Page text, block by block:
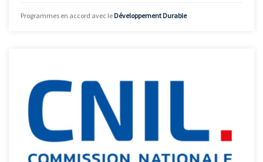
Programmes en accord avec le Développement Durable